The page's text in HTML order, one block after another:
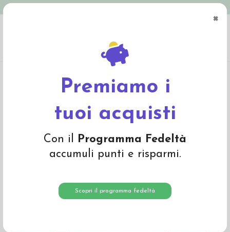
×
Premiamo i
tuoi acquisti
Con il Programma Fedeltà
accumuli punti e risparmi.
Scopri il programma fedeltà